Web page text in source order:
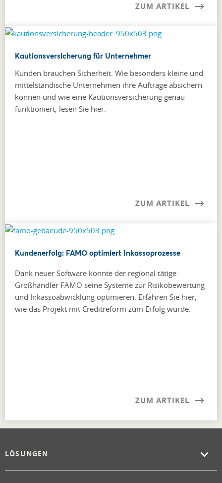
ZUM ARTIKEL
Kautionsversicherung für Unternehmer
Kunden brauchen Sicherheit. Wie besonders kleine und
mittel­ständische Unternehmen ihre Aufträge absichern
können und wie eine Kautionsversicherung genau
funktioniert, lesen Sie hier.
ZUM ARTIKEL
Kundenerfolg: FAMO optimiert Inkassoprozesse
Dank neuer Software konnte der regional tätige
Großhändler FAMO seine Systeme zur Risikobewertung
und Inkassoabwicklung optimieren. Erfahren Sie hier,
wie das Projekt mit Creditreform zum Erfolg wurde.
ZUM ARTIKEL
LÖSUNGEN